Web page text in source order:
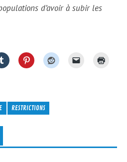
d’avoir à subir les
RESTRICTIONS